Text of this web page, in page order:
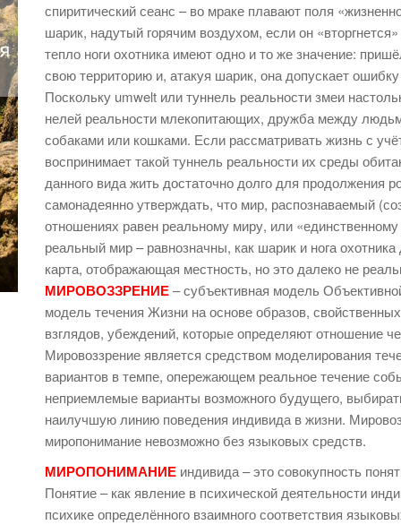
спиритический сеанс – во мраке плавают поля
шарик, надутый горячим воздухом, если он
тепло ноги охотника имеют одно и то же значение:
свою территорию и, атакуя шарик, она допускает
Поскольку umwelt или туннель реальности змеи
нелей реальности млекопитающих, дружба между
собаками или кошками. Если рассматривать жизнь с
воспринимает такой туннель реальности их среды
данного вида жить достаточно долго для продолжения
самонадеянно утверждать, что мир, распознаваемый
отношениях равен реальному миру, или
реальный мир – равнозначны, как шарик и нога
карта, отображающая местность, но это далеко не
МИРОВОЗЗРЕНИЕ– субъективная модель
модель течения Жизни на основе образов,
взглядов, убеждений, которые определяют отношение
Мировоззрение является средством моделирования
вариантов в темпе, опережающем реальное течение
неприемлемые варианты возможного будущего,
наилучшую линию поведения индивида в жизни.
миропонимание невозможно без языковых средств.
МИРОПОНИМАНИЕ индивида – это совокупность
Понятие – как явление в психической деятельности
психике определённого взаимного соответствия